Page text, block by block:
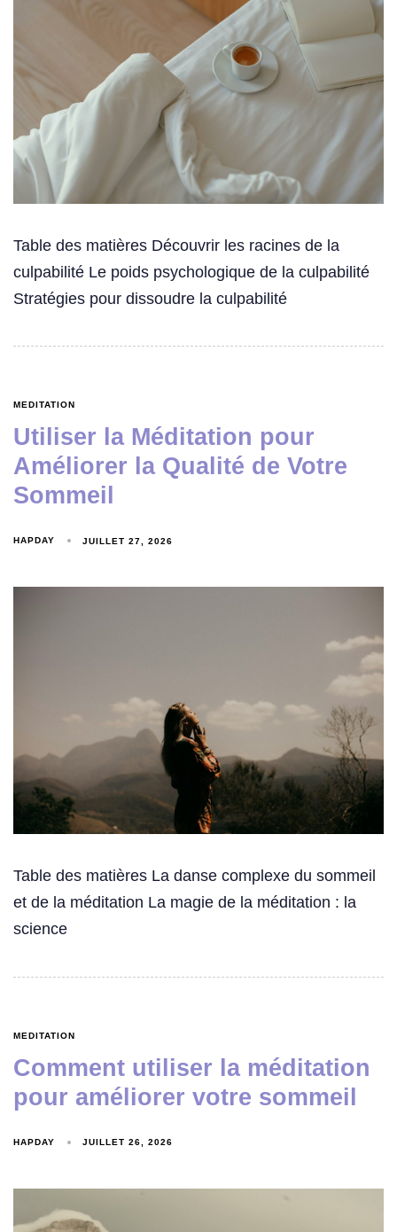
Table des matières Découvrir les racines de la
culpabilité Le poids psychologique de la culpabilité
Stratégies pour dissoudre la culpabilité
MEDITATION
Utiliser la Méditation pour
Améliorer la Qualité de Votre
Sommeil
HAPDAY JUILLET 27, 2026
Table des matières La danse complexe du sommeil
et de la méditation La magie de la méditation : la
science
MEDITATION
Comment utiliser la méditation
pour améliorer votre sommeil
HAPDAY JUILLET 26, 2026